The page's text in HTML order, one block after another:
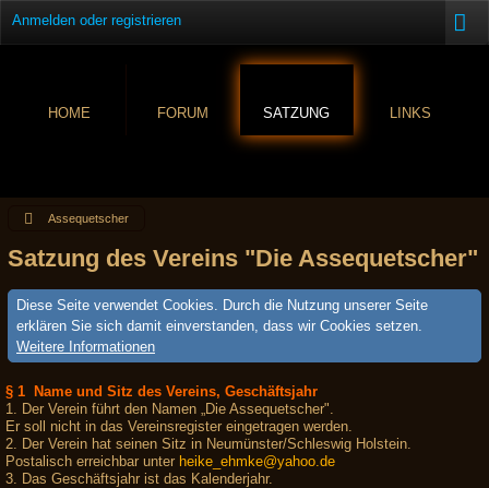
Anmelden oder registrieren
HOME FORUM SATZUNG LINKS
Assequetscher
Satzung des Vereins "Die Assequetscher"
Diese Seite verwendet Cookies. Durch die Nutzung unserer Seite
erklären Sie sich damit einverstanden, dass wir Cookies setzen.
Weitere Informationen
§ 1 Name und Sitz des Vereins, Geschäftsjahr
1. Der Verein führt den Namen „Die Assequetscher".
Er soll nicht in das Vereinsregister eingetragen werden.
2. Der Verein hat seinen Sitz in Neumünster/Schleswig Holstein.
Postalisch erreichbar unter heike_ehmke@yahoo.de
3. Das Geschäftsjahr ist das Kalenderjahr.